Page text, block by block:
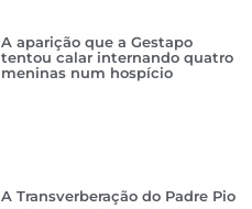
A aparição que a Gestapo
tentou calar internando quatro
meninas num hospício
A Transverberação do Padre Pio